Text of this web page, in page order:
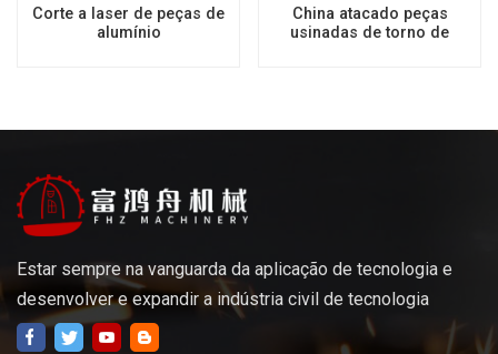
Corte a laser de peças de
alumínio
China atacado peças
usinadas de torno de
Estar sempre na vanguarda da aplicação de tecnologia e
desenvolver e expandir a indústria civil de tecnologia